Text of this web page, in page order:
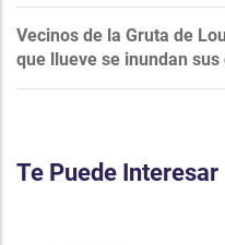
Vecinos de la Gruta de
que llueve se inundan
Te Puede Interesar